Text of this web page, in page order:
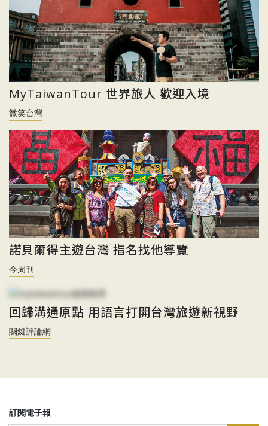
MyTaiwanTour 世界旅人 歡迎入境
微笑台灣
諾貝爾得主遊台灣 指名找他導覽
今周刊
回歸溝通原點 用語言打開台灣旅遊新視野
關鍵評論網
訂閱電子報